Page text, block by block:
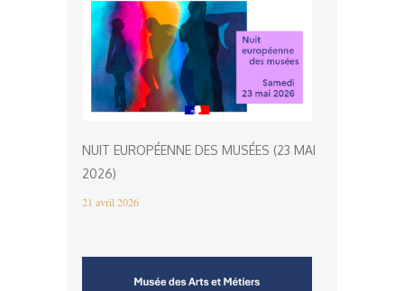
NUIT EUROPÉENNE DES MUSÉES (23 MAI
2026)
21 avril 2026